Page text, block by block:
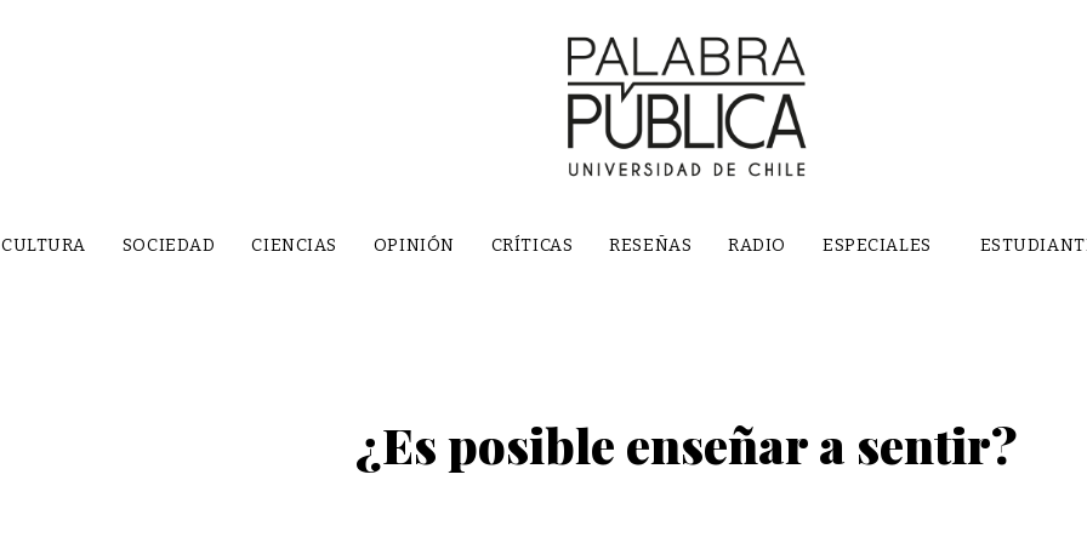
CULTURA SOCIEDAD CIENCIAS OPINIÓN CRÍTICAS RESEÑAS RADIO ESPECIALES
¿Es posible enseñar a sentir?